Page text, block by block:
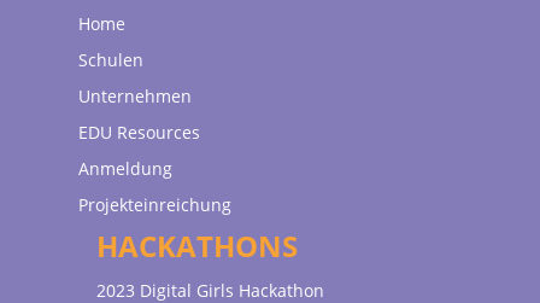
Home
Schulen
Unternehmen
EDU Resources
Anmeldung
Projekteinreichung
HACKATHONS
2023 Digital Girls Hackathon